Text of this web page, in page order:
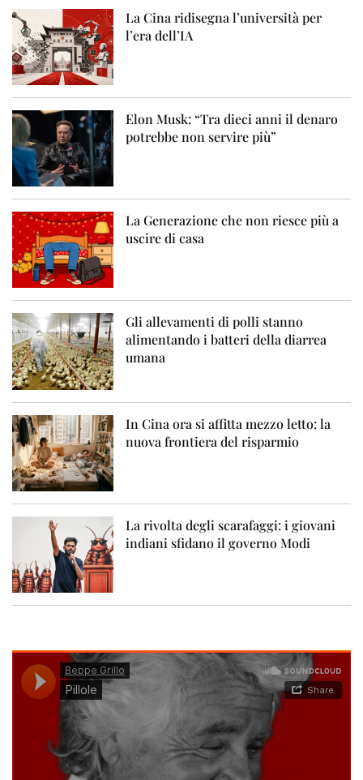
La Cina ridisegna l’università per
l’era dell’IA
Elon Musk: “Tra dieci anni il denaro
potrebbe non servire più”
La Generazione che non riesce più a
uscire di casa
Gli allevamenti di polli stanno
alimentando i batteri della diarrea
umana
In Cina ora si affitta mezzo letto: la
nuova frontiera del risparmio
La rivolta degli scarafaggi: i giovani
indiani sfidano il governo Modi